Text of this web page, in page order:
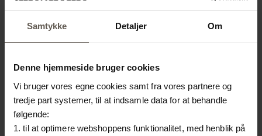
Samtykke Detaljer Om
Denne hjemmeside bruger cookies
Vi bruger vores egne cookies samt fra vores partnere og
tredje part systemer, til at indsamle data for at behandle
følgende:
1. til at optimere webshoppens funktionalitet, med henblik på
SPAR 50%